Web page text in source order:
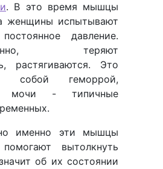
. В это время мышцы
женщины испытывают
давление.
теряют
растягиваются. Это
собой геморрой,
мочи - типичные
именно эти мышцы
вытолкнуть
об их состоянии